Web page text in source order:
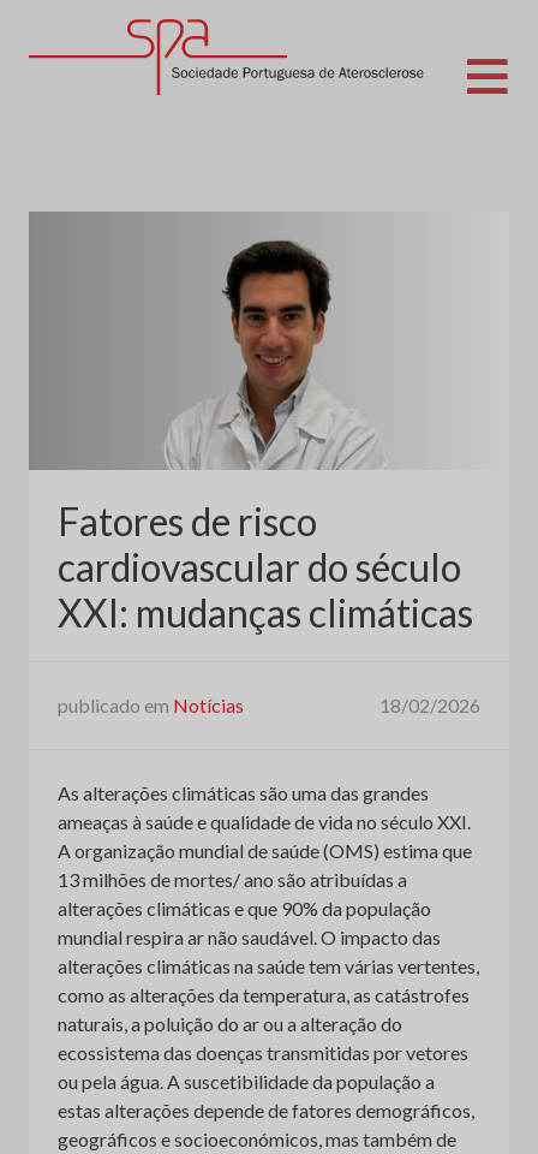
Fatores de risco
cardiovascular do século
XXI: mudanças climáticas
publicado em Notícias 18/02/2026
As alterações climáticas são uma das grandes
ameaças à saúde e qualidade de vida no século XXI.
A organização mundial de saúde (OMS) estima que
13 milhões de mortes/ ano são atribuídas a
alterações climáticas e que 90% da população
mundial respira ar não saudável. O impacto das
alterações climáticas na saúde tem várias vertentes,
como as alterações da temperatura, as catástrofes
naturais, a poluição do ar ou a alteração do
ecossistema das doenças transmitidas por vetores
ou pela água. A suscetibilidade da população a
estas alterações depende de fatores demográficos,
geográficos e socioeconómicos, mas também de